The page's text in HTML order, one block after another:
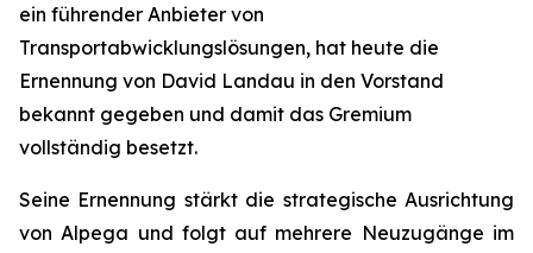
ein führender Anbieter von
Transportabwicklungslösungen, hat heute die
Ernennung von David Landau in den Vorstand
bekannt gegeben und damit das Gremium
vollständig besetzt.
Seine Ernennung stärkt die strategische Ausrichtung
von Alpega und folgt auf mehrere Neuzugänge im